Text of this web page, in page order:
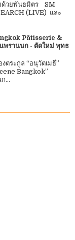
ด้วยพันธมิตร SM
(LIVE) และ
Pâtisserie &
พรานนก - ตัดใหม่ พุทธ
ตระกูล “อนุวัตเมธี”
Bangkok”
...